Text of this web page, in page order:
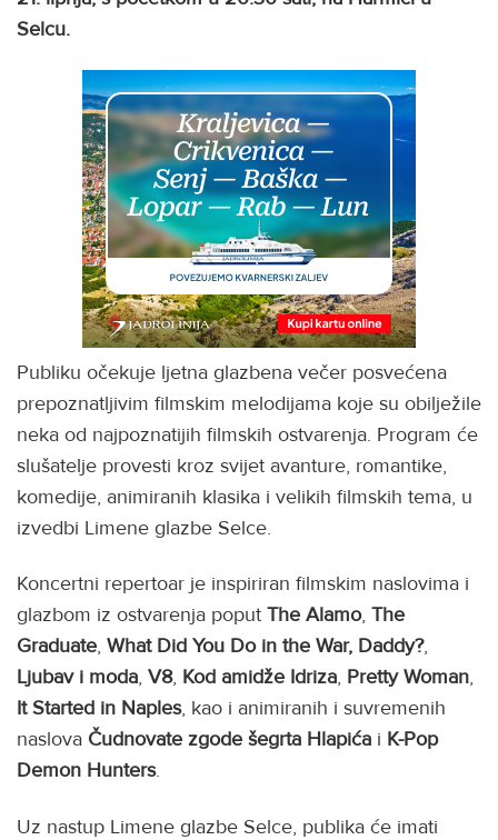
Selcu.
Publiku očekuje ljetna glazbena večer posvećena
prepoznatljivim filmskim melodijama koje su obilježile
neka od najpoznatijih filmskih ostvarenja. Program će
slušatelje provesti kroz svijet avanture, romantike,
komedije, animiranih klasika i velikih filmskih tema, u
izvedbi Limene glazbe Selce.
Koncertni repertoar je inspiriran filmskim naslovima i
glazbom iz ostvarenja poput The Alamo, The
Graduate, What Did You Do in the War, Daddy?,
Ljubav i moda, V8, Kod amidže Idriza, Pretty Woman,
It Started in Naples, kao i animiranih i suvremenih
naslova Čudnovate zgode šegrta Hlapića i K-Pop
Demon Hunters.
Uz nastup Limene glazbe Selce, publika će imati